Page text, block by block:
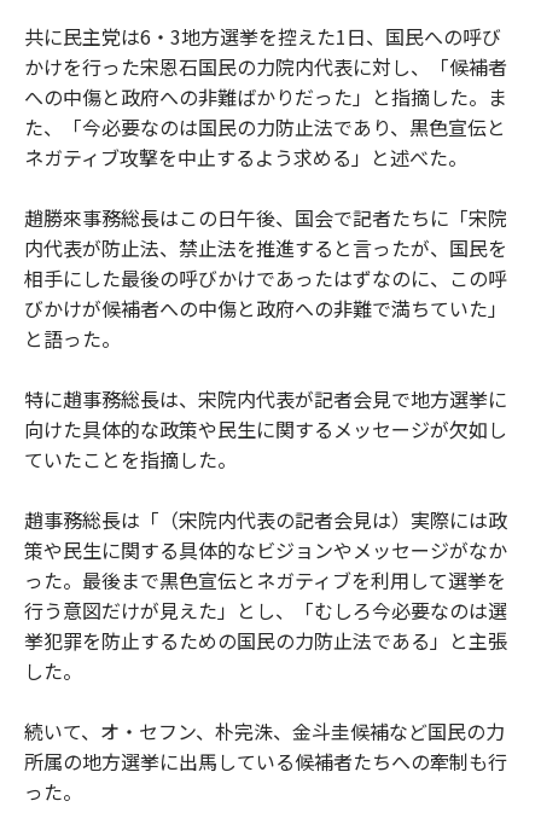
共に民主党は6・3地方選挙を控えた1日、国民への呼び
かけを行った宋恩石国民の力院内代表に対し、「候補者
への中傷と政府への非難ばかりだった」と指摘した。ま
た、「今必要なのは国民の力防止法であり、黒色宣伝と
ネガティブ攻撃を中止するよう求める」と述べた。
趙勝來事務総長はこの日午後、国会で記者たちに「宋院
内代表が防止法、禁止法を推進すると言ったが、国民を
相手にした最後の呼びかけであったはずなのに、この呼
びかけが候補者への中傷と政府への非難で満ちていた」
と語った。
特に趙事務総長は、宋院内代表が記者会見で地方選挙に
向けた具体的な政策や民生に関するメッセージが欠如し
ていたことを指摘した。
趙事務総長は「（宋院内代表の記者会見は）実際には政
策や民生に関する具体的なビジョンやメッセージがなか
った。最後まで黒色宣伝とネガティブを利用して選挙を
行う意図だけが見えた」とし、「むしろ今必要なのは選
挙犯罪を防止するための国民の力防止法である」と主張
した。
続いて、オ・セフン、朴完洙、金斗圭候補など国民の力
所属の地方選挙に出馬している候補者たちへの牽制も行
った。